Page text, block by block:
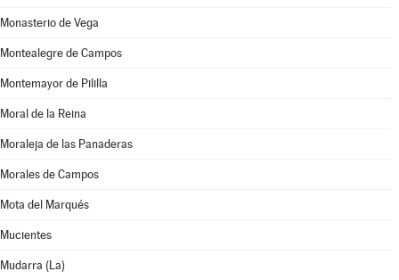
Monasterio de Vega
Montealegre de Campos
Montemayor de Pililla
Moral de la Reina
Moraleja de las Panaderas
Morales de Campos
Mota del Marqués
Mucientes
Mudarra (La)